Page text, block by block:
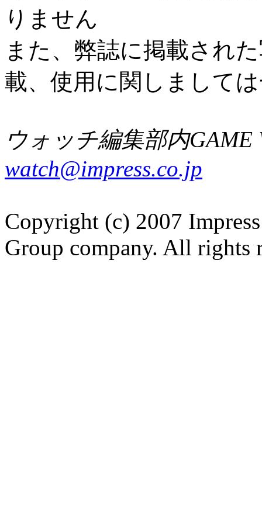
りません
また、弊誌に掲載され
載、使用に関しまして
ウォッチ編集部内GAME
watch@impress.co.jp
Copyright (c) 2007
Group company. All rights